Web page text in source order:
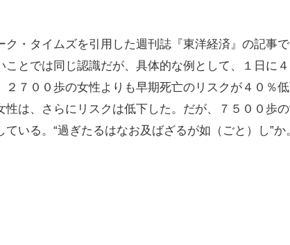
・タイムズを引用した週刊誌『東洋経済』の記事で
ことでは同じ認識だが、具体的な例として、１日に
２７００歩の女性よりも早期死亡のリスクが４０％低
性は、さらにリスクは低下した。だが、７５００歩
いる。“過ぎたるはなお及ばざるが如（ごと）し”か